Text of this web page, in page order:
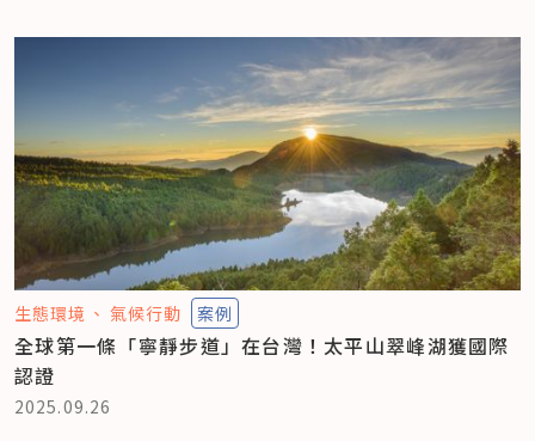
生態環境 氣候行動 案例
全球第一條「寧靜步道」在台灣！太平山翠峰湖獲國際
認證
2025.09.26